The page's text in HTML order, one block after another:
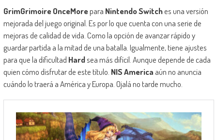
GrimGrimoire OnceMorepara Nintendo Switches una versión
mejorada del juego original. Es por lo que cuenta con una serie de
mejoras de calidad de vida. Como la opción de avanzar rápido y
guardar partida a la mitad de una batalla. Igualmente, tiene ajustes
para que la dificultad Hardsea más difícil. Aunque depende de cada
quien cómo disfrutar de este título. NIS America aún no anuncia
cuándo lo traerá a América y Europa. Ojalá no tarde mucho.